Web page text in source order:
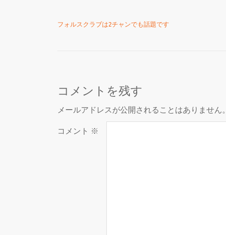
フォルスクラブは2チャンでも話題です
コメントを残す
メールアドレスが公開されることはありません。
コメント ※